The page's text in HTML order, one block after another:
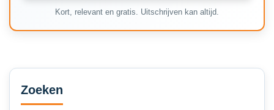
Kort, relevant en gratis. Uitschrijven kan altijd.
Secondary
Sidebar
Zoeken